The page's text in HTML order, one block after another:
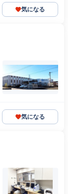
気になる
気になる